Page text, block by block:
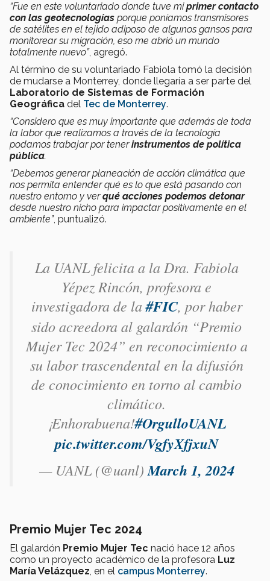
“Fue en este voluntariado donde tuve miprimer contacto
con las geotecnologías porque poníamos transmisores
de satélites en el tejido adiposo de algunos gansos para
monitorear su migración, eso me abrió un mundo
totalmente nuevo”, agregó.
Al término de su voluntariado Fabiola tomó la decisión
de mudarse a Monterrey, donde llegaría a ser parte del
Laboratorio de Sistemas de Formación
Geográfica del Tec de Monterrey.
“Considero que es muy importante que además de toda
la labor que realizamos a través de la tecnología
podamos trabajar por tenerinstrumentos de política
pública.
“Debemos generar planeación de acción climática que
nos permita entender qué es lo que está pasando con
nuestro entorno y verqué acciones podemos detonar
desde nuestro nicho para impactar positivamente en el
ambiente”, puntualizó.
La UANL felicita a la Dra. Fabiola
Yépez Rincón, profesora e
investigadora de la#FIC, por haber
sido acreedora al galardón “Premio
Mujer Tec 2024” en reconocimiento a
su labor trascendental en la difusión
de conocimiento en torno al cambio
climático.
¡Enhorabuena!#OrgulloUANL
pic.twitter.com/VgfyXfjxuN
— UANL (@uanl) March 1, 2024
Premio Mujer Tec 2024
El galardón Premio Mujer Tec nació hace 12 años
como un proyecto académico de la profesora Luz
María Velázquez, en el campus Monterrey.